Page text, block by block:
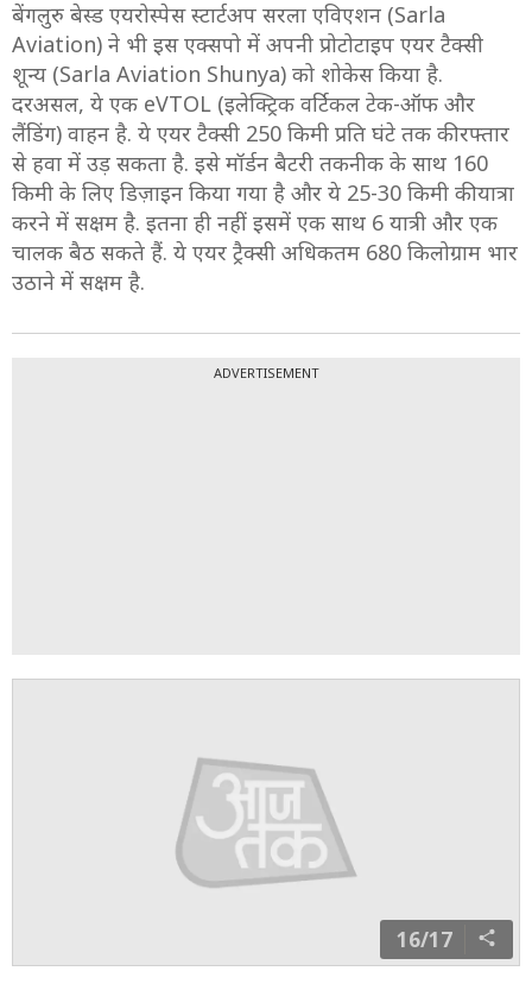
बेंगलुरु बेस्ड एयरोस्पेस स्टार्टअप सरला एविएशन (Sarla
Aviation) ने भी इस एक्सपो में अपनी प्रोटोटाइप एयर टैक्सी
शून्य (Sarla Aviation Shunya) को शोकेस किया है.
दरअसल, ये एक eVTOL (इलेक्ट्रिक वर्टिकल टेक-ऑफ और
लैंडिंग) वाहन है. ये एयर टैक्सी 250 किमी प्रति घंटे तक की रफ्तार
से हवा में उड़ सकता है. इसे मॉर्डन बैटरी तकनीक के साथ 160
किमी के लिए डिज़ाइन किया गया है और ये 25-30 किमी की यात्रा
करने में सक्षम है. इतना ही नहीं इसमें एक साथ 6 यात्री और एक
चालक बैठ सकते हैं. ये एयर ट्रैक्सी अधिकतम 680 किलोग्राम भार
उठाने में सक्षम है.
ADVERTISEMENT
16/17